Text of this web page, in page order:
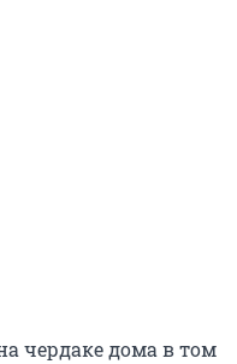
чердаке дома в том